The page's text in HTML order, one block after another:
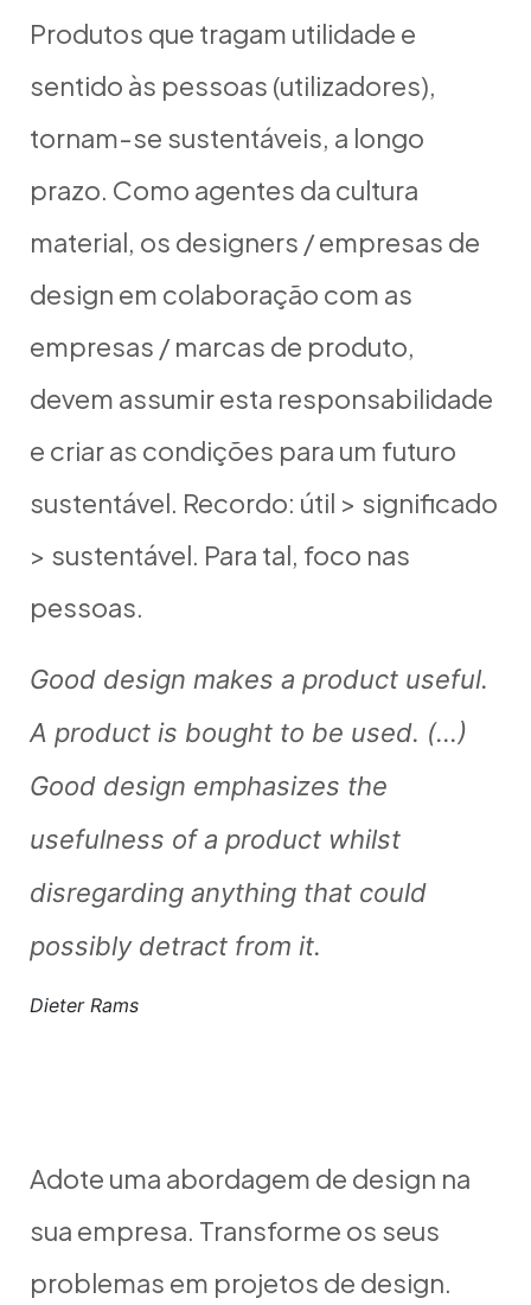
Produtos que tragam utilidade e
sentido às pessoas (utilizadores),
tornam-se sustentáveis, a longo
prazo. Como agentes da cultura
material, os designers / empresas de
design em colaboração com as
empresas / marcas de produto,
devem assumir esta responsabilidade
e criar as condições para um futuro
sustentável. Recordo: útil > significado
> sustentável. Para tal, foco nas
pessoas.
Good design makes a product useful.
A product is bought to be used. (…)
Good design emphasizes the
usefulness of a product whilst
disregarding anything that could
possibly detract from it.
Dieter Rams
Adote uma abordagem de design na
sua empresa. Transforme os seus
problemas em projetos de design.